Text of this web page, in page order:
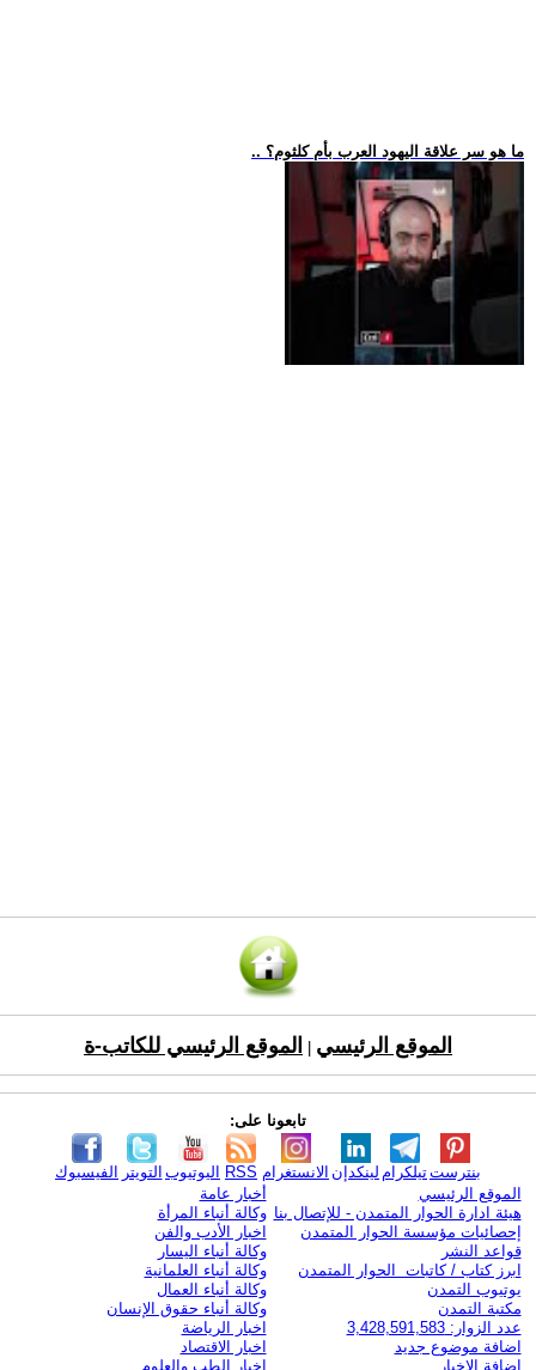
.. ما هو سر علاقة اليهود العرب بأم كلثوم؟
الموقع الرئيسي الموقع الرئيسي للكاتب-ة
تابعونا على:
الفيسبوك التويتر اليوتيوب RSS الانستغرام لينكدإن تيلكرامبنترست
الموقع الرئيسي
هيئة ادارة الحوار المتمدن - للإتصال بنا
إحصائيات مؤسسة الحوار المتمدن
قواعد النشر
ابرز كتاب / كاتبات الحوار المتمدن
يوتيوب التمدن
مكتبة التمدن
عدد الزوار: 3,428,591,583
اضافة موضوع جديد
اضافة الاخبار
أخبار عامة
وكالة أنباء المرأة
اخبار الأدب والفن
وكالة أنباء اليسار
وكالة أنباء العلمانية
وكالة أنباء العمال
وكالة أنباء حقوق الإنسان
اخبار الرياضة
اخبار الاقتصاد
اخبار الطب والعلوم